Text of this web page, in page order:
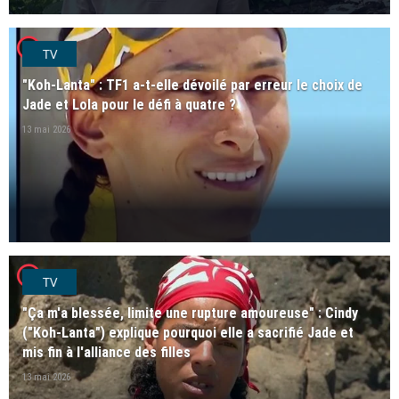
player2TV
"Koh-Lanta" : TF1 a-t-elle dévoilé par erreur le choix de
Jade et Lola pour le défi à quatre ?
13 mai 2026
player2TV
"Ça m'a blessée, limite une rupture amoureuse" : Cindy
("Koh-Lanta") explique pourquoi elle a sacrifié Jade et
mis fin à l'alliance des filles
13 mai 2026